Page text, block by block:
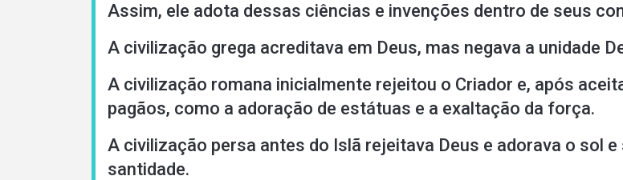
Assim, ele adota dessas ciências e invenções dentro de seus
A civilização grega acreditava em Deus, mas negava a unidade
A civilização romana inicialmente rejeitou o Criador e, após
pagãos, como a adoração de estátuas e a exaltação da força.
A civilização persa antes do Islã rejeitava Deus e adorava o sol
santidade.